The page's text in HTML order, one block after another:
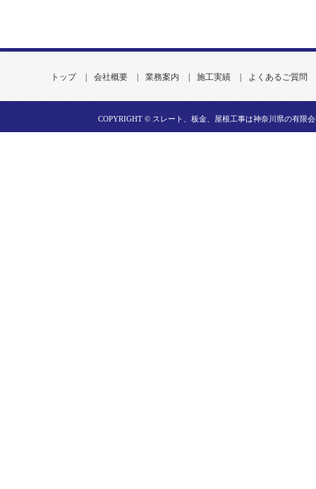
トップ | 会社概要 | 業務案内 | 施工実績 | よくあるご質問
COPYRIGHT © スレート、板金、屋根工事は神奈川県の有限